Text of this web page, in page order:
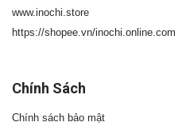
www.inochi.store
https://shopee.vn/inochi.online.com
Chính Sách
Chính sách bảo mật